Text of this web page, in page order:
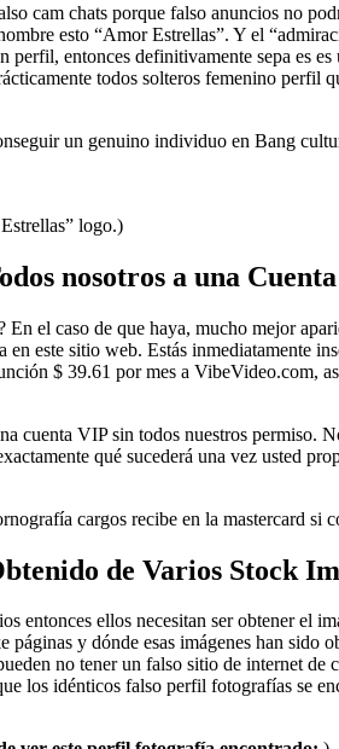
cam chats porque falso anuncios no
esto “Amor Estrellas”. Y el
perfil, entonces definitivamente sepa es
todos solteros femenino
un genuino individuo en Bang
logo.)
nosotros a una
el caso de que haya, mucho mejor
en este sitio web. Estás inmediatamente
$ 39.61 por mes a VibeVideo.com,
cuenta VIP sin todos nuestros permiso.
qué sucederá una vez usted
cargos recibe en la mastercard si
de Varios Stock
entonces ellos necesitan ser obtener el
páginas y dónde esas imágenes han
no tener un falso sitio de internet
los idénticos falso perfil fotografías se